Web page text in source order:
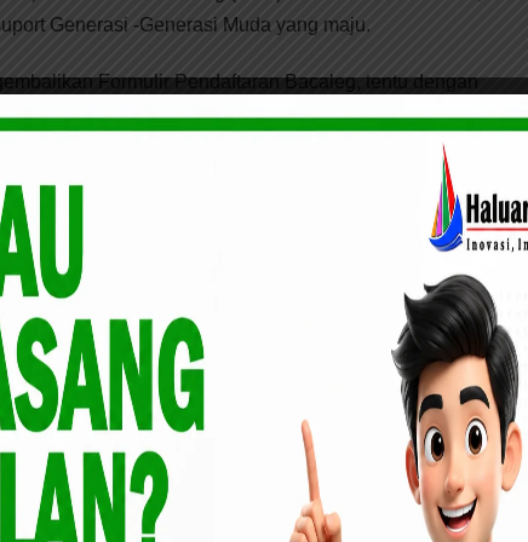
Generasi -Generasi Muda yang maju.
Formulir Pendaftaran Bacaleg, tentu dengan
yang Muda Muda, tentu kita sangat Mendukung untuk
ini. “kata Azwir.
Bermimpi Itu SAH, Mengejarnya
Komite Aksi Pemenang Pemilihan Umum (KAPPU)
Kota Pekanbaru Syahril Putra menyampaikan telah
Pengembalian Formulir Pendaftaran Baceg.
Formulir Yang telah di kembalikan tadi oleh Dinda
kita sudah menerima dan data data caleg yang telah
kan Formulir sudah kita rekap dan kita simpan untuk